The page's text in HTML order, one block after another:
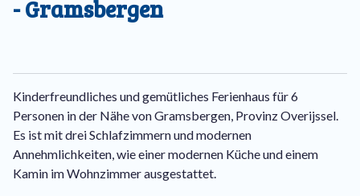
- Gramsbergen
Kinderfreundliches und gemütliches Ferienhaus für 6
Personen in der Nähe von Gramsbergen, Provinz Overijssel.
Es ist mit drei Schlafzimmern und modernen
Annehmlichkeiten, wie einer modernen Küche und einem
Kamin im Wohnzimmer ausgestattet.